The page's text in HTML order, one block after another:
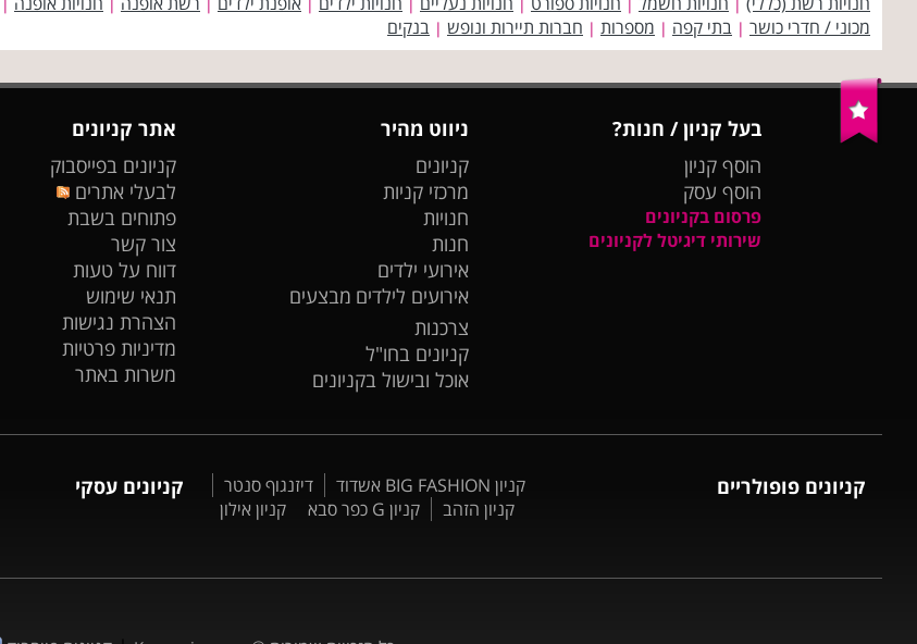
מכוני / חדרי כושר | בתי קפה | מספרות | חברות תיירות ונופש | בנקים
בעל קניון / חנות?
הוסף קניון
הוסף עסק
פרסום בקניונים
שירותי דיגיטל לקניונים
ניווט מהיר
קניונים
מרכזי קניות
חנויות
חנות
אירועי ילדים
אירועים לילדים מבצעים
צרכנות
קניונים בחו"ל
אוכל ובישול בקניונים
אתר קניונים
קניונים בפייסבוק
לבעלי אתרים
פתוחים בשבת
צור קשר
דווח על טעות
תנאי שימוש
הצהרת נגישות
מדיניות פרטיות
משרות באתר
קניונים פופולריים קניון BIG FASHION אשדוד
דיזנגוף סנטר
קניון הזהב
קניון G כפר סבא קניון אילון
קניונים עסקי